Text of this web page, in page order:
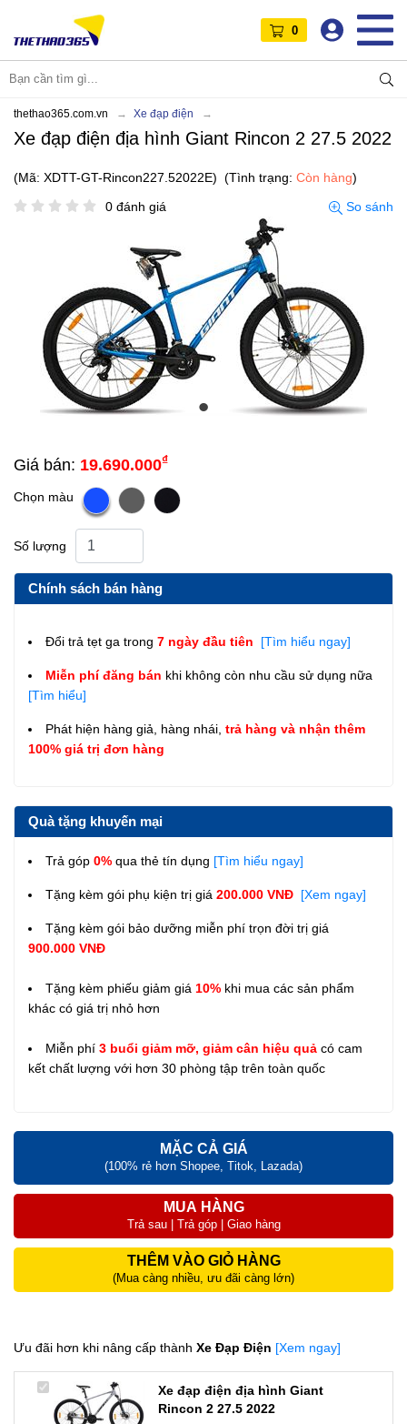
0
thethao365.com.vn Xe đạp điện
Xe đạp điện địa hình Giant Rincon 2 27.5 2022
(Mã: XDTT-GT-Rincon227.52022E) (Tình trạng: Còn hàng)
0 đánh giá
So sánh
Giá bán: 19.690.000₫
Chọn màu
Số lượng
Chính sách bán hàng
Đổi trả tẹt ga trong 7 ngày đầu tiên [Tìm hiểu ngay]
Miễn phí đăng bán khi không còn nhu cầu sử dụng nữa
[Tìm hiểu]
Phát hiện hàng giả, hàng nhái, trả hàng và nhận thêm
100% giá trị đơn hàng
Quà tặng khuyến mại
Trả góp 0% qua thẻ tín dụng [Tìm hiểu ngay]
Tặng kèm gói phụ kiện trị giá 200.000 VNĐ [Xem ngay]
Tặng kèm gói bảo dưỡng miễn phí trọn đời trị giá
900.000 VNĐ
Tặng kèm phiếu giảm giá 10% khi mua các sản phẩm
khác có giá trị nhỏ hơn
Miễn phí 3 buổi giảm mỡ, giảm cân hiệu quả có cam
kết chất lượng với hơn 30 phòng tập trên toàn quốc
MẶC CẢ GIÁ
(100% rẻ hơn Shopee, Titok, Lazada)
MUA HÀNG
Trả sau | Trả góp | Giao hàng
THÊM VÀO GIỎ HÀNG
(Mua càng nhiều, ưu đãi càng lớn)
Ưu đãi hơn khi nâng cấp thành Xe Đạp Điện [Xem ngay]
Xe đạp điện địa hình Giant
Rincon 2 27.5 2022